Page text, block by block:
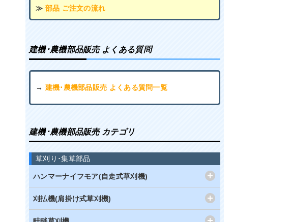
≫ 部品 ご注文の流れ
建機･農機部品販売 よくある質問
→ 建機･農機部品販売 よくある質問一覧
建機･農機部品販売 カテゴリ
草刈り･集草部品
ハンマーナイフモア(自走式草刈機)
刈払機(肩掛け式草刈機)